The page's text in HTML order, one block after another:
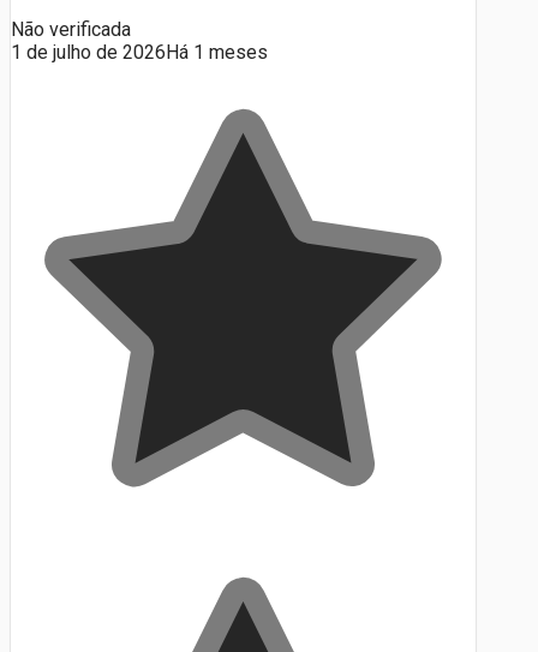
Não verificada
1 de julho de 2026Há 1 meses